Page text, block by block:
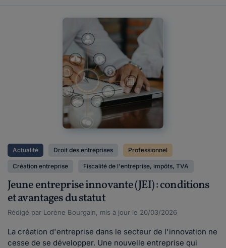
Actualité Droit des entreprises Professionnel
Création entreprise Fiscalité de l'entreprise, impôts, TVA
Jeune entreprise innovante (JEI) : conditions
et avantages du statut
Rédigé par Lorène Bourgain, mis à jour le 20/03/2026
La création d'entreprise dans le secteur de l'innovation ne
cesse de se développer. Une nouvelle entreprise qui